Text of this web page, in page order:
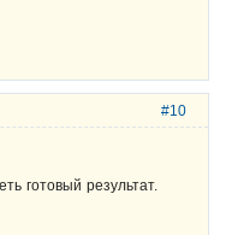
#10
готовый результат.